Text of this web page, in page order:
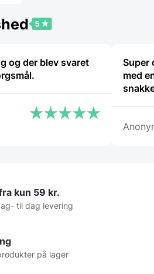
og der blev svaret
Super
med
kun 59 kr.
til dag levering
på lager